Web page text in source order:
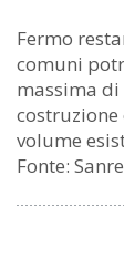
Fermo
comuni
massima
volume
Fonte: